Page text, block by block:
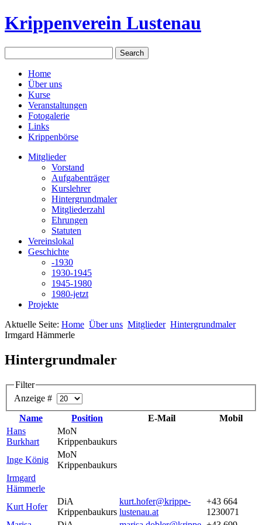
Krippenverein Lustenau
Home
Über uns
Kurse
Veranstaltungen
Fotogalerie
Links
Krippenbörse
Mitglieder
Vorstand
Aufgabenträger
Kurslehrer
Hintergrundmaler
Mitgliederzahl
Ehrungen
Statuten
Vereinslokal
Geschichte
-1930
1930-1945
1945-1980
1980-jetzt
Projekte
Aktuelle Seite: Home Über uns Mitglieder Hintergrundmaler
Irmgard Hämmerle
Hintergrundmaler
Filter
Anzeige #
Name
Position E-Mail
Mobil
Hans
Burkhart
MoN
Krippenbaukurs
Inge König
MoN
Krippenbaukurs
Irmgard
Hämmerle
Kurt Hofer
DiA
Krippenbaukurs
kurt.hofer@krippe-
lustenau.at
+43 664
1230071